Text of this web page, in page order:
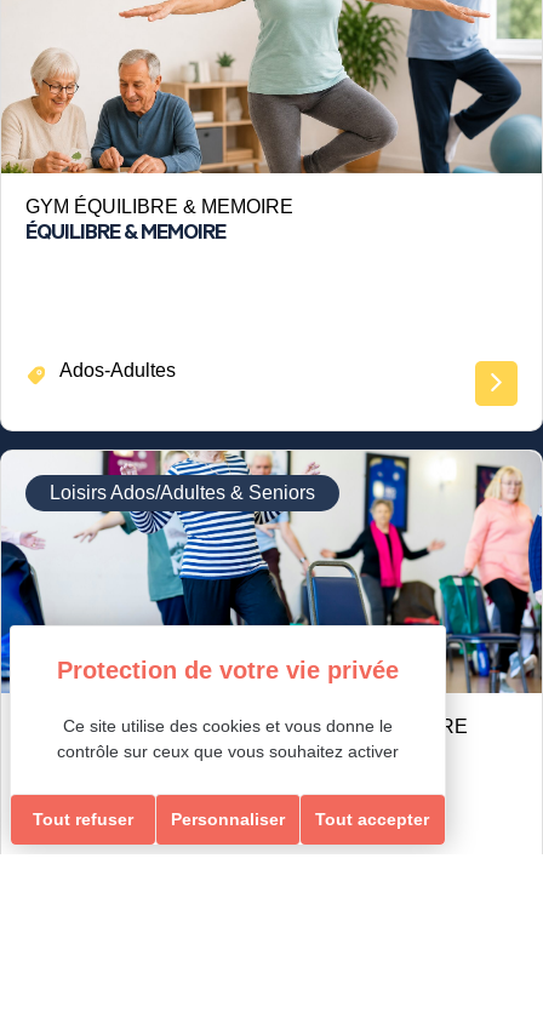
GYM ÉQUILIBRE & MEMOIRE
ÉQUILIBRE & MEMOIRE
Ados-Adultes
Loisirs Ados/Adultes & Seniors
GYM RENFORCEMENT, ÉQUILIBRE & MEMOIRE
RENFORCEMENT, ÉQUILIBRE & MEMOIRE
Ce site utilise des cookies et vous donne le
contrôle sur ceux que vous souhaitez activer
Tout accepter
Tout refuser Personnaliser